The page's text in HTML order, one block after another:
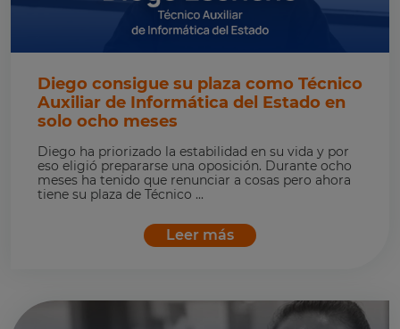
Diego consigue su plaza como Técnico
Auxiliar de Informática del Estado en
solo ocho meses
Diego ha priorizado la estabilidad en su vida y por
eso eligió prepararse una oposición. Durante ocho
meses ha tenido que renunciar a cosas pero ahora
tiene su plaza de Técnico ...
Leer más